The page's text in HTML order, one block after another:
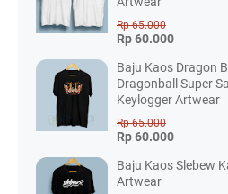
Rp 65.000
Rp 60.000
Baju Kaos Dragon
Dragonball Super
Keylogger Artwear
Rp 65.000
Rp 60.000
Baju Kaos Slebew
Artwear